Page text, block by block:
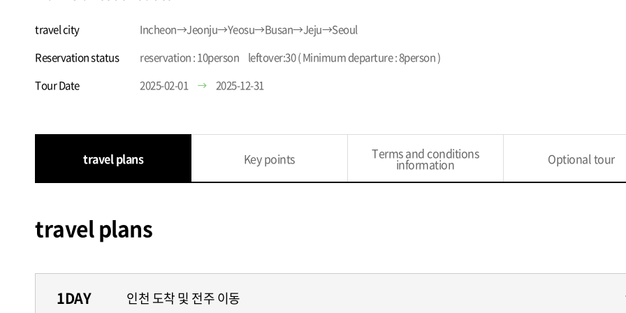
travel city
Incheon→Jeonju→Yeosu→Busan→Jeju→Seoul
Reservation status
reservation : 10person leftover:30 ( Minimum departure : 8person )
Tour Date
2025-02-01 2025-12-31
travel plans Key points Terms and conditions
information Optional tour
travel plans
1DAY 인천 도착 및 전주 이동